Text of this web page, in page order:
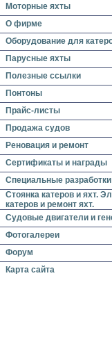
Моторные яхты
О фирме
Оборудование для
Парусные яхты
Полезные ссылки
Понтоны
Прайс-листы
Продажа судов
Реновация и ремонт
Сертификаты и награды
Специальные разработки
Стоянка катеров и яхт.
катеров и ремонт яхт.
Судовые двигатели и
Фотогалереи
Форум
Карта сайта